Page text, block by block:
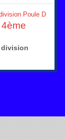
Poule D
division